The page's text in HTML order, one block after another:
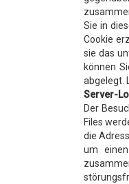
Sie in
Cookie
sie das
können
abgelegt.
Server-
Der
Files
die
um